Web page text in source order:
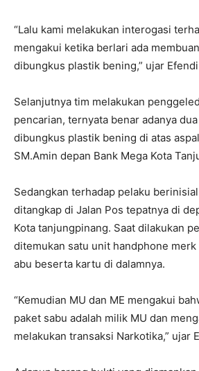
“Lalu kami melakukan interogasi
mengakui ketika berlari ada
dibungkus plastik bening,” ujar
Selanjutnya tim melakukan
pencarian, ternyata benar adanya
dibungkus plastik bening di atas
SM.Amin depan Bank Mega Kota
Sedangkan terhadap pelaku
ditangkap di Jalan Pos tepatnya di
Kota tanjungpinang. Saat dilakukan
ditemukan satu unit handphone merk
abu beserta kartu di dalamnya.
“Kemudian MU dan ME mengakui
paket sabu adalah milik MU dan
melakukan transaksi Narkotika,” ujar